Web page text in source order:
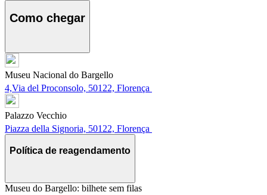
Como chegar
Museu Nacional do Bargello
4,Via del Proconsolo, 50122, Florença
Palazzo Vecchio
Piazza della Signoria, 50122, Florença
Política de reagendamento
Museu do Bargello: bilhete sem filas